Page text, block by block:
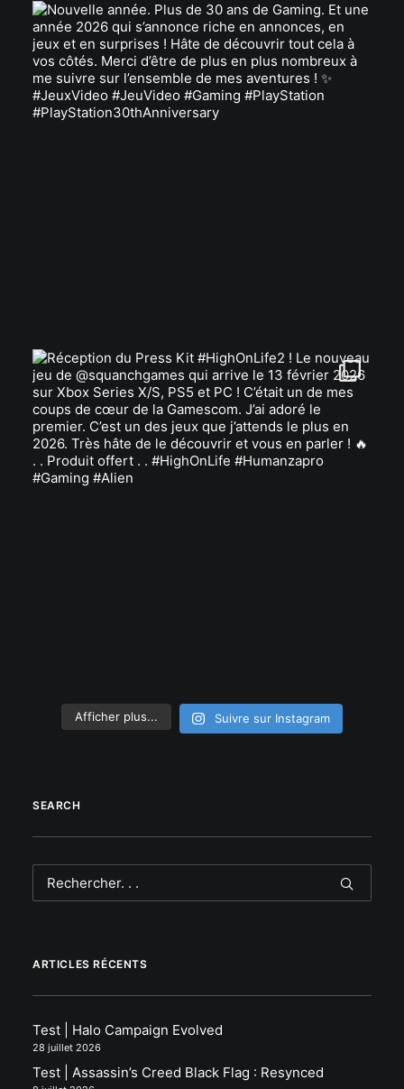
Afficher plus... Suivre sur Instagram
SEARCH
ARTICLES RÉCENTS
Test | Halo Campaign Evolved
28 juillet 2026
Test | Assassin’s Creed Black Flag : Resynced